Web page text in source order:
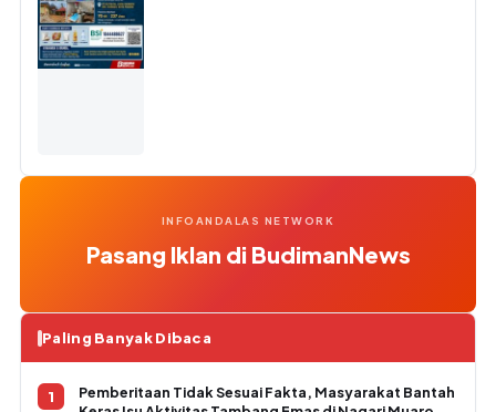
INFOANDALAS NETWORK
Pasang Iklan di BudimanNews
Paling Banyak Dibaca
Pemberitaan Tidak Sesuai Fakta, Masyarakat Bantah